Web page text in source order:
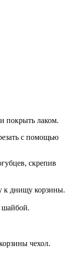
покрыть лаком.
с помощью
скрепив
к днищу корзины.
шайбой.
чехол.